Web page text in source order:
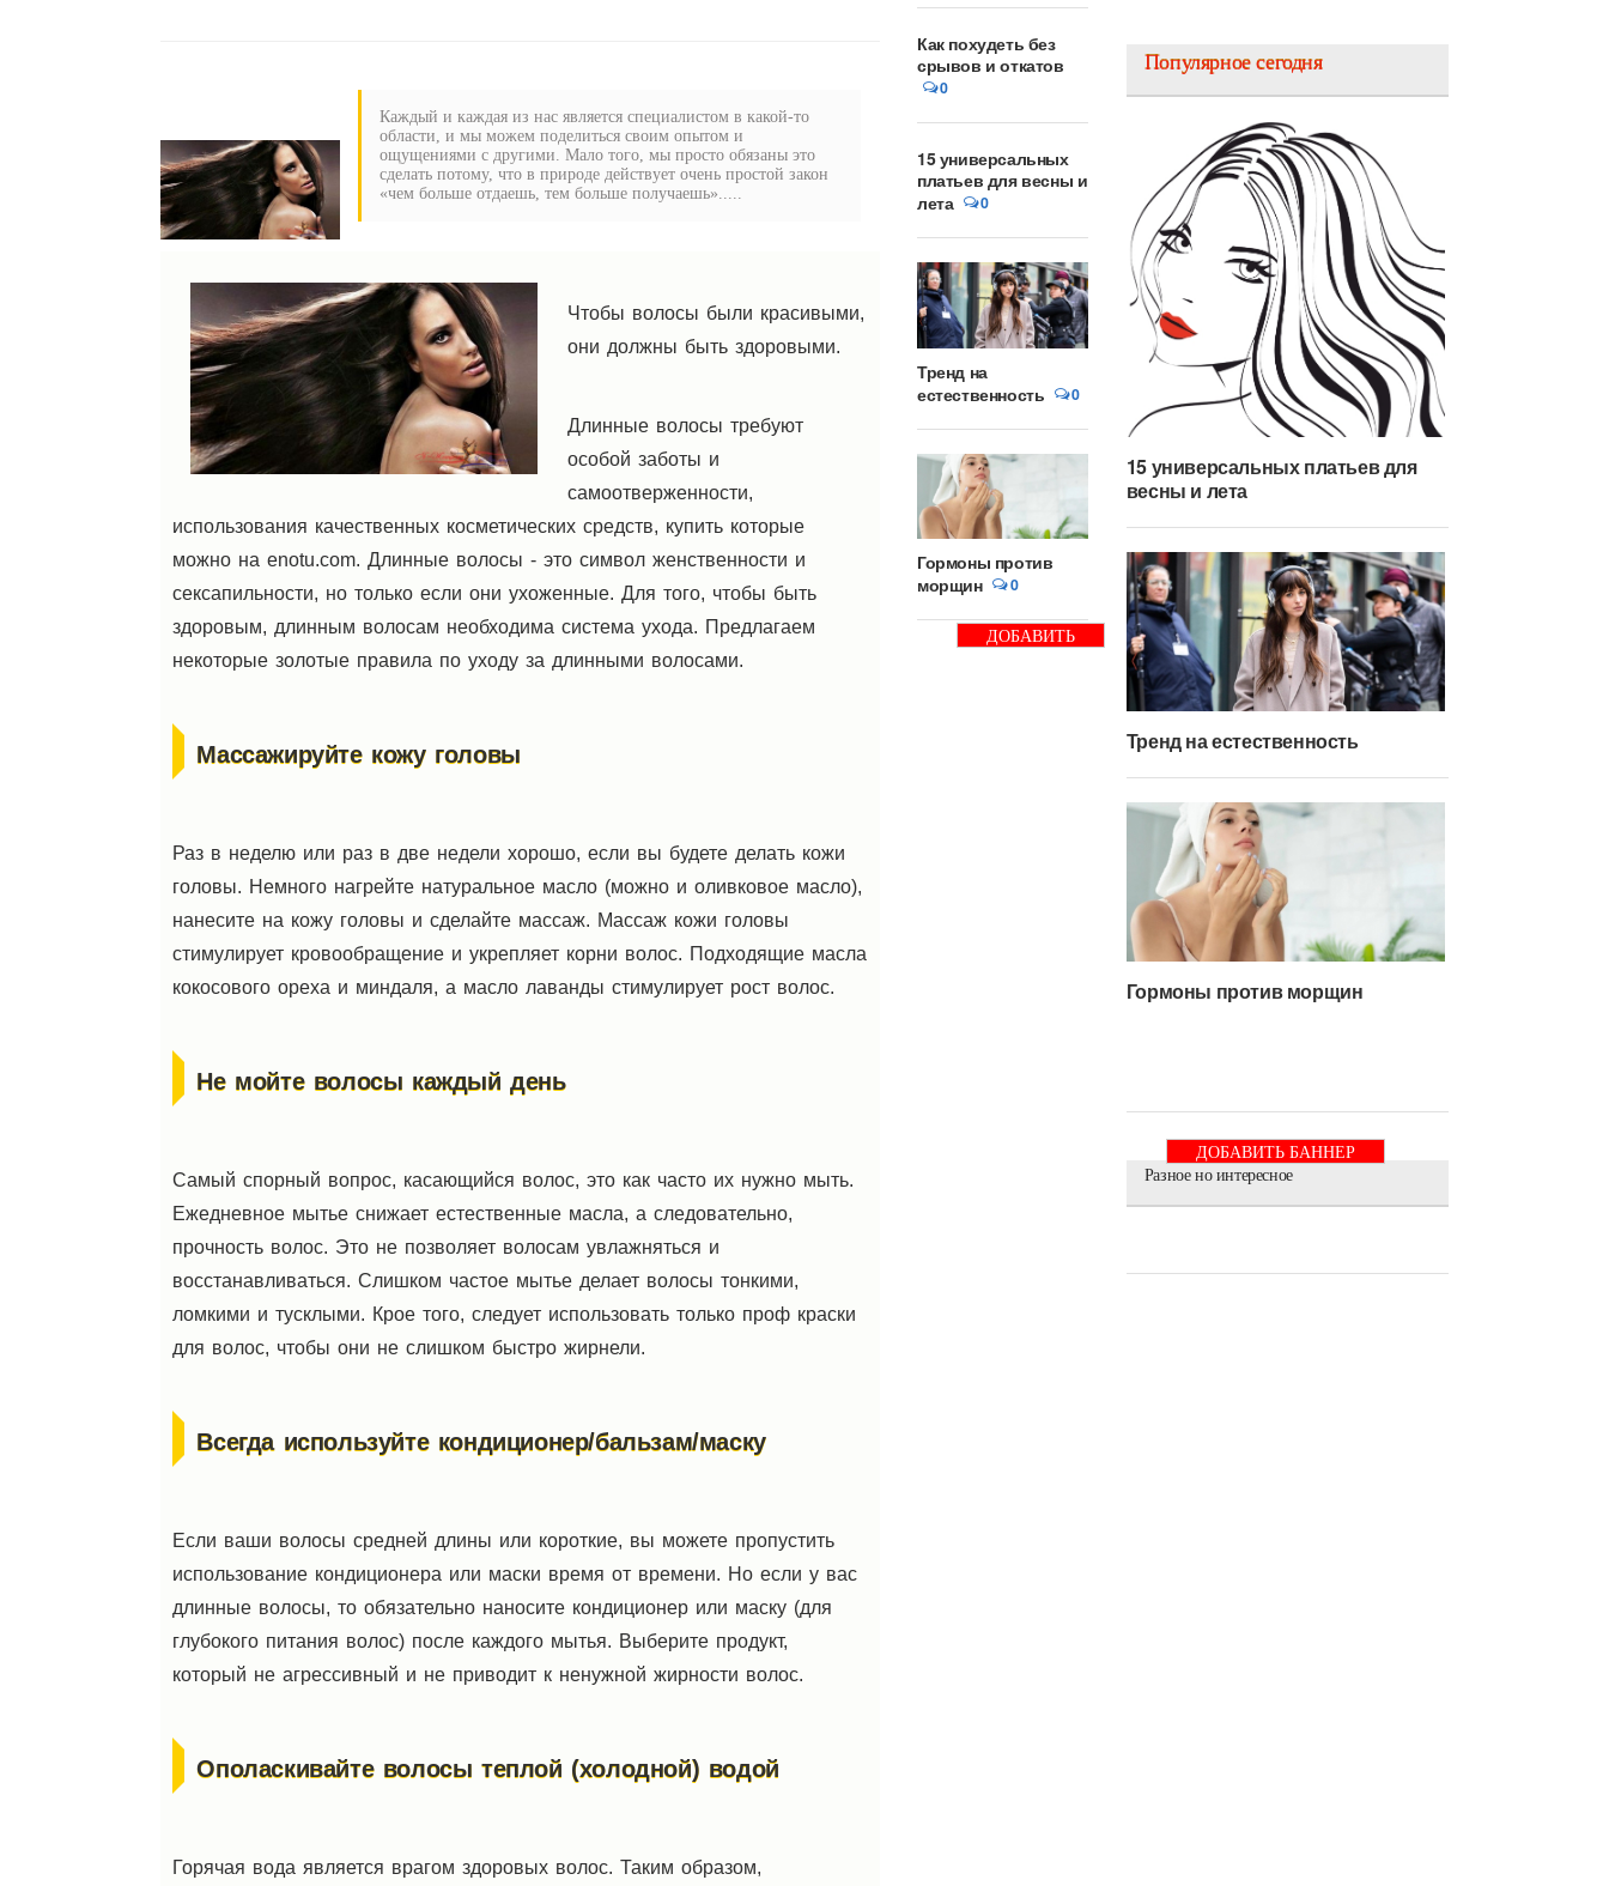
Каждый и каждая из нас является специалистом в какой-то
области, и мы можем поделиться своим опытом и
ощущениями с другими. Мало того, мы просто обязаны это
сделать потому, что в природе действует очень простой закон
«чем больше отдаешь, тем больше получаешь».....
Чтобы волосы были красивыми,
они должны быть здоровыми.
Длинные волосы требуют
особой заботы и
самоотверженности,
использования качественных косметических средств, купить которые
можно на enotu.com. Длинные волосы - это символ женственности и
сексапильности, но только если они ухоженные. Для того, чтобы быть
здоровым, длинным волосам необходима система ухода. Предлагаем
некоторые золотые правила по уходу за длинными волосами.
Массажируйте кожу головы
Раз в неделю или раз в две недели хорошо, если вы будете делать кожи
головы. Немного нагрейте натуральное масло (можно и оливковое масло),
нанесите на кожу головы и сделайте массаж. Массаж кожи головы
стимулирует кровообращение и укрепляет корни волос. Подходящие масла
кокосового ореха и миндаля, а масло лаванды стимулирует рост волос.
Не мойте волосы каждый день
Самый спорный вопрос, касающийся волос, это как часто их нужно мыть.
Ежедневное мытье снижает естественные масла, а следовательно,
прочность волос. Это не позволяет волосам увлажняться и
восстанавливаться. Слишком частое мытье делает волосы тонкими,
ломкими и тусклыми. Крое того, следует использовать только проф краски
для волос, чтобы они не слишком быстро жирнели.
Всегда используйте кондиционер/бальзам/маску
Если ваши волосы средней длины или короткие, вы можете пропустить
использование кондиционера или маски время от времени. Но если у вас
длинные волосы, то обязательно наносите кондиционер или маску (для
глубокого питания волос) после каждого мытья. Выберите продукт,
который не агрессивный и не приводит к ненужной жирности волос.
Ополаскивайте волосы теплой (холодной) водой
Горячая вода является врагом здоровых волос. Таким образом,
Как похудеть без
срывов и откатов
0
15 универсальных
платьев для весны и
лета
0
Тренд на
естественность
0
Гормоны против
морщин
0
ДОБАВИТЬ
Популярное сегодня
15 универсальных платьев для
весны и лета
Тренд на естественность
Гормоны против морщин
ДОБАВИТЬ БАННЕР
Разное но интересное